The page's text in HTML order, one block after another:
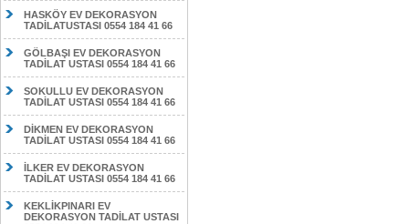
HASKÖY EV DEKORASYON
TADİLATUSTASI 0554 184 41 66
GÖLBAŞI EV DEKORASYON
TADİLAT USTASI 0554 184 41 66
SOKULLU EV DEKORASYON
TADİLAT USTASI 0554 184 41 66
DİKMEN EV DEKORASYON
TADİLAT USTASI 0554 184 41 66
İLKER EV DEKORASYON
TADİLAT USTASI 0554 184 41 66
KEKLİKPINARI EV
DEKORASYON TADİLAT USTASI